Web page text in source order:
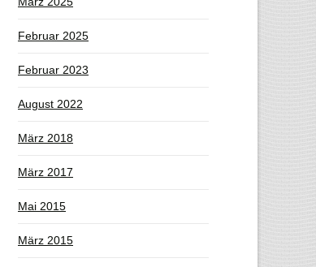
Februar 2025
Februar 2023
August 2022
März 2018
März 2017
Mai 2015
März 2015